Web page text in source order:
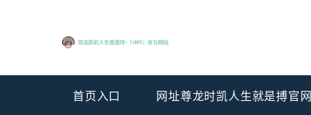
首页入口 网址尊龙时凯人生就是搏官网